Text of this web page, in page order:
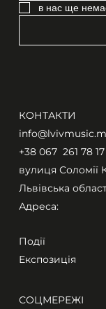
в нас ще
Події
Експозиція
СОЦМЕРЕЖІ
КОНТАКТИ
+38 067 261 78 17​
Адреса:
вулиця Соломії
Львівська